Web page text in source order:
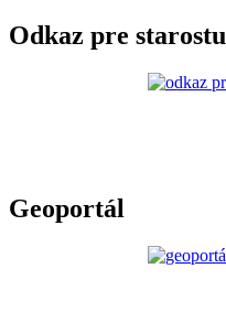
Odkaz pre starostu
Geoportál